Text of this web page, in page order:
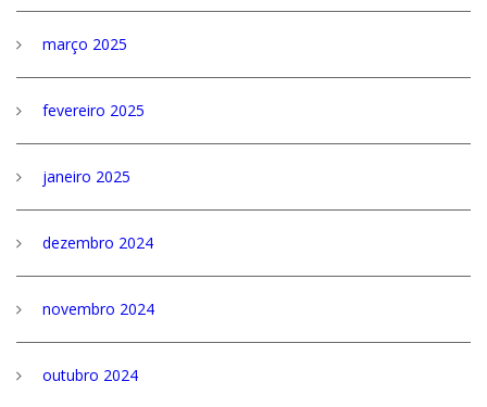
março 2025
fevereiro 2025
janeiro 2025
dezembro 2024
novembro 2024
outubro 2024